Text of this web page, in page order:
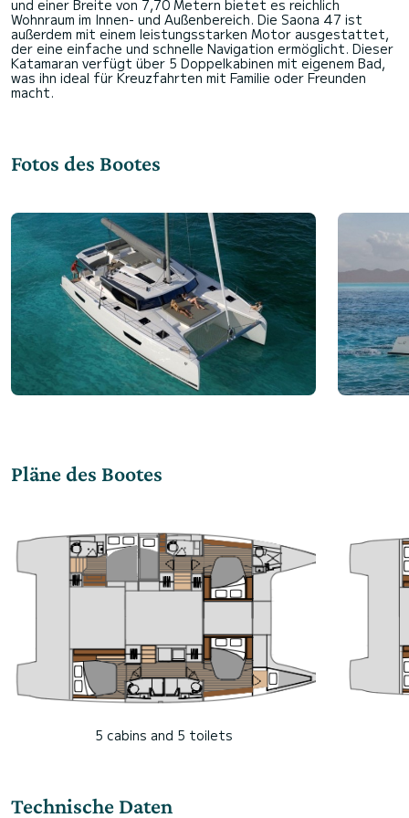
und einer Breite von 7,70 Metern bietet es reichlich
Wohnraum im Innen- und Außenbereich. Die Saona 47 ist
außerdem mit einem leistungsstarken Motor ausgestattet,
der eine einfache und schnelle Navigation ermöglicht. Dieser
Katamaran verfügt über 5 Doppelkabinen mit eigenem Bad,
was ihn ideal für Kreuzfahrten mit Familie oder Freunden
Fotos des Bootes
Pläne des Bootes
5 cabins and 5 toilets
Technische Daten